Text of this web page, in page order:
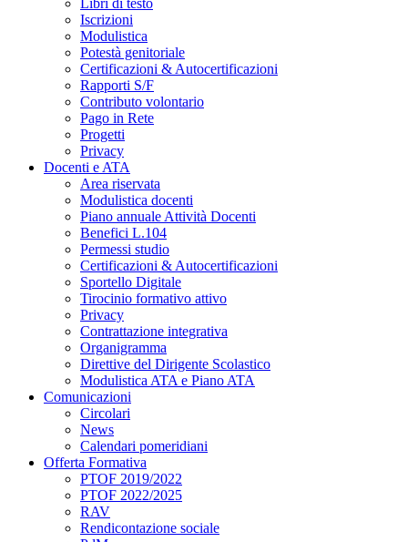
Iscrizioni
Modulistica
Potestà genitoriale
Certificazioni & Autocertificazioni
Rapporti S/F
Contributo volontario
Pago in Rete
Progetti
Privacy
Docenti e ATA
Area riservata
Modulistica docenti
Piano annuale Attività Docenti
Benefici L.104
Permessi studio
Certificazioni & Autocertificazioni
Sportello Digitale
Tirocinio formativo attivo
Privacy
Contrattazione integrativa
Organigramma
Direttive del Dirigente Scolastico
Modulistica ATA e Piano ATA
Comunicazioni
Circolari
News
Calendari pomeridiani
Offerta Formativa
PTOF 2019/2022
PTOF 2022/2025
RAV
Rendicontazione sociale